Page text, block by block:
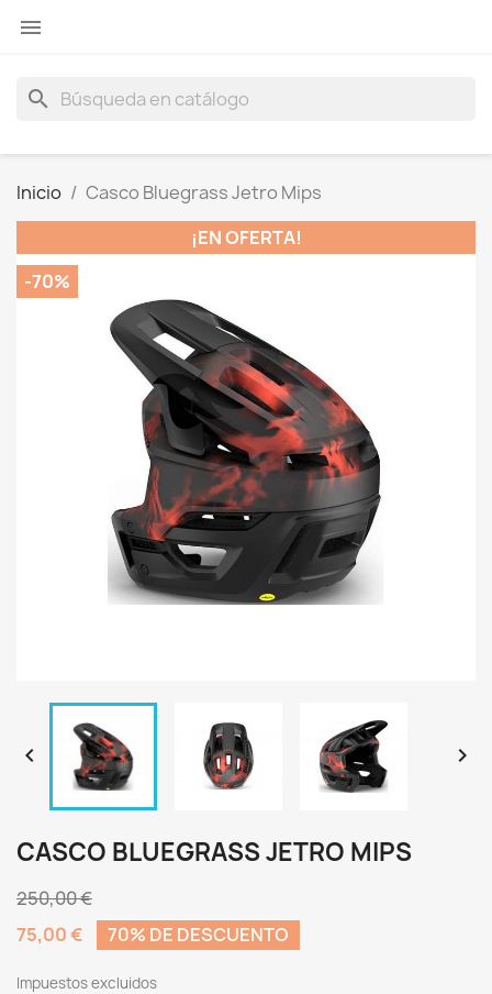

search
Inicio
Casco Bluegrass Jetro Mips
¡EN OFERTA!
-70%
 
CASCO BLUEGRASS JETRO MIPS
250,00 €
75,00 €
70% DE DESCUENTO
Impuestos excluidos